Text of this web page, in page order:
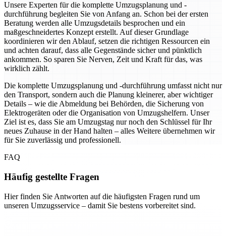
Unsere Experten für die komplette Umzugsplanung und -
durchführung begleiten Sie von Anfang an. Schon bei der ersten
Beratung werden alle Umzugsdetails besprochen und ein
maßgeschneidertes Konzept erstellt. Auf dieser Grundlage
koordinieren wir den Ablauf, setzen die richtigen Ressourcen ein
und achten darauf, dass alle Gegenstände sicher und pünktlich
ankommen. So sparen Sie Nerven, Zeit und Kraft für das, was
wirklich zählt.
Die komplette Umzugsplanung und -durchführung umfasst nicht nur
den Transport, sondern auch die Planung kleinerer, aber wichtiger
Details – wie die Abmeldung bei Behörden, die Sicherung von
Elektrogeräten oder die Organisation von Umzugshelfern. Unser
Ziel ist es, dass Sie am Umzugstag nur noch den Schlüssel für Ihr
neues Zuhause in der Hand halten – alles Weitere übernehmen wir
für Sie zuverlässig und professionell.
FAQ
Häufig gestellte Fragen
Hier finden Sie Antworten auf die häufigsten Fragen rund um
unseren Umzugsservice – damit Sie bestens vorbereitet sind.